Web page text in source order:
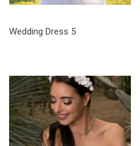
Wedding Dress 5